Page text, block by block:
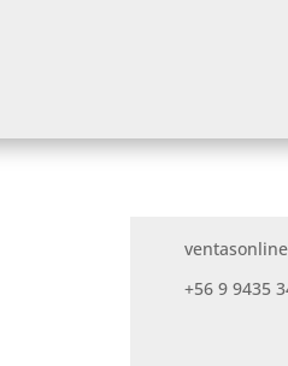
+56 9 9435